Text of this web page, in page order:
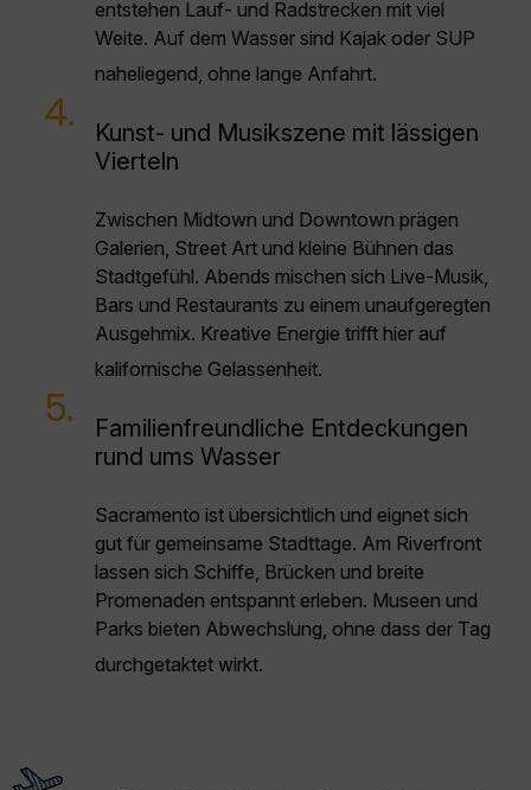
entstehen Lauf- und Radstrecken mit viel
Weite. Auf dem Wasser sind Kajak oder SUP
naheliegend, ohne lange Anfahrt.
4.
Kunst- und Musikszene mit lässigen
Vierteln
Zwischen Midtown und Downtown prägen
Galerien, Street Art und kleine Bühnen das
Stadtgefühl. Abends mischen sich Live-Musik,
Bars und Restaurants zu einem unaufgeregten
Ausgehmix. Kreative Energie trifft hier auf
kalifornische Gelassenheit.
5.
Familienfreundliche Entdeckungen
rund ums Wasser
Sacramento ist übersichtlich und eignet sich
gut für gemeinsame Stadttage. Am Riverfront
lassen sich Schiffe, Brücken und breite
Promenaden entspannt erleben. Museen und
Parks bieten Abwechslung, ohne dass der Tag
durchgetaktet wirkt.